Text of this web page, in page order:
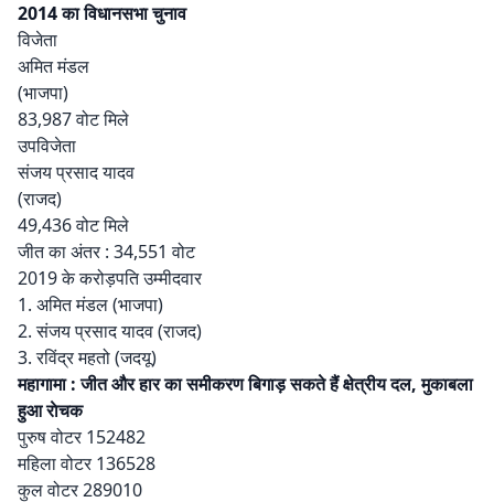
2014 का विधानसभा चुनाव
विजेता
अमित मंडल
(भाजपा)
83,987 वोट मिले
उपविजेता
संजय प्रसाद यादव
(राजद)
49,436 वोट मिले
जीत का अंतर : 34,551 वोट
2019 के करोड़पति उम्मीदवार
1. अमित मंडल (भाजपा)
2. संजय प्रसाद यादव (राजद)
3. रविंद्र महतो (जदयू)
महागामा : जीत और हार का समीकरण बिगाड़ सकते हैं क्षेत्रीय दल, मुकाबला
हुआ राेचक
पुरुष वोटर 152482
महिला वोटर 136528
कुल वोटर 289010